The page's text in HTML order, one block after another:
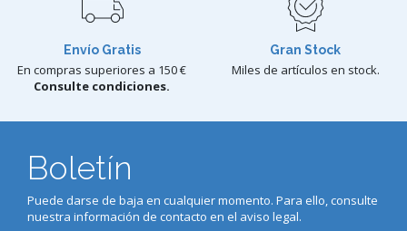
Envío Gratis
En compras superiores a 150 €
Consulte condiciones.
Gran Stock
Miles de artículos en stock.
Boletín
Puede darse de baja en cualquier momento. Para ello, consulte
nuestra información de contacto en el aviso legal.